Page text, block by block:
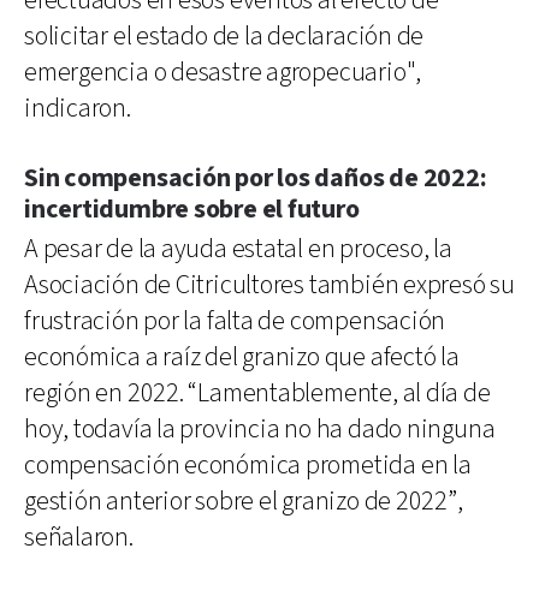
solicitar el estado de la declaración de
emergencia o desastre agropecuario",
indicaron.
Sin compensación por los daños de 2022:
incertidumbre sobre el futuro
A pesar de la ayuda estatal en proceso, la
Asociación de Citricultores también expresó su
frustración por la falta de compensación
económica a raíz del granizo que afectó la
región en 2022. “Lamentablemente, al día de
hoy, todavía la provincia no ha dado ninguna
compensación económica prometida en la
gestión anterior sobre el granizo de 2022”,
señalaron.